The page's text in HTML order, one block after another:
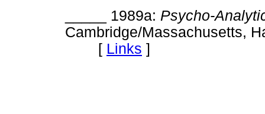
_____ 1989a: Psycho-
Cambridge/Massachusetts,
[ Links ]